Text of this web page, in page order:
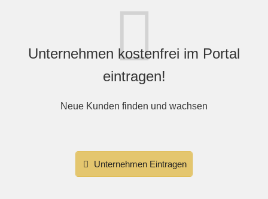
Unternehmen kostenfrei im Portal
eintragen!
Neue Kunden finden und wachsen
Unternehmen Eintragen